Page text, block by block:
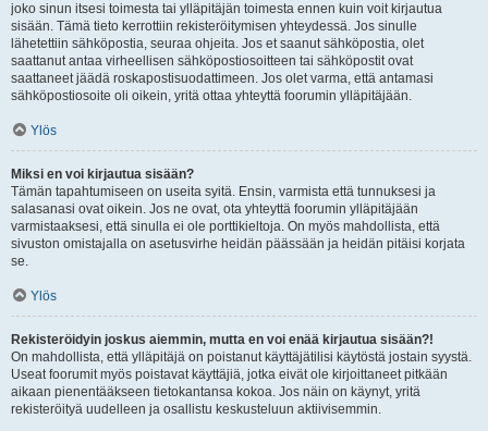
joko sinun itsesi toimesta tai ylläpitäjän toimesta ennen kuin voit kirjautua
sisään. Tämä tieto kerrottiin rekisteröitymisen yhteydessä. Jos sinulle
lähetettiin sähköpostia, seuraa ohjeita. Jos et saanut sähköpostia, olet
saattanut antaa virheellisen sähköpostiosoitteen tai sähköpostit ovat
saattaneet jäädä roskapostisuodattimeen. Jos olet varma, että antamasi
sähköpostiosoite oli oikein, yritä ottaa yhteyttä foorumin ylläpitäjään.
Ylös
Miksi en voi kirjautua sisään?
Tämän tapahtumiseen on useita syitä. Ensin, varmista että tunnuksesi ja
salasanasi ovat oikein. Jos ne ovat, ota yhteyttä foorumin ylläpitäjään
varmistaaksesi, että sinulla ei ole porttikieltoja. On myös mahdollista, että
sivuston omistajalla on asetusvirhe heidän päässään ja heidän pitäisi korjata
se.
Ylös
Rekisteröidyin joskus aiemmin, mutta en voi enää kirjautua sisään?!
On mahdollista, että ylläpitäjä on poistanut käyttäjätilisi käytöstä jostain syystä.
Useat foorumit myös poistavat käyttäjiä, jotka eivät ole kirjoittaneet pitkään
aikaan pienentääkseen tietokantansa kokoa. Jos näin on käynyt, yritä
rekisteröityä uudelleen ja osallistu keskusteluun aktiivisemmin.